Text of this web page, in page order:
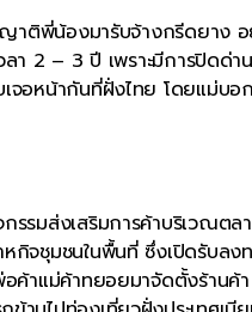
พี่น้องมารับจ้างกรีดยาง อ
า 2 – 3 ปี เพราะมีการปิดด่
อหน้ากันที่ฝั่งไทย โดยแม่บอ
รรมส่งเสริมการค้าบริเวณต
จชุมชนในพื้นที่ ซึ่งเปิดรับลง
ค้าแม่ค้าทยอยมาจัดตั้งร้านค้